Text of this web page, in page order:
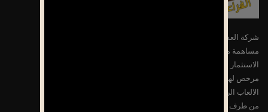
شركة العدائين الفراعنة الكبار شركة
مساهمة مصرية وفقاُ لأحكام قانون
مرخص لها بالعمل بمجال أدارة وتشغيل
الالعاب الرياضية تخصص ” العاب قوي ”
من طرف وزارة الشباب والرياضة